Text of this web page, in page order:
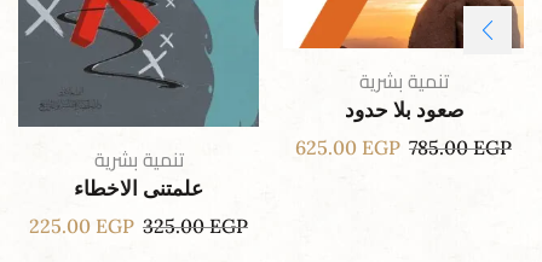
تنمية بشرية
صعود بلا حدود
785.00EGP
625.00 EGP تنمية بشرية
علمتنى الاخطاء
325.00EGP
225.00 EGP